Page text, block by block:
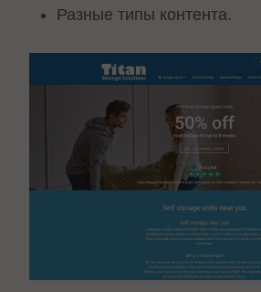
Разные типы контента.